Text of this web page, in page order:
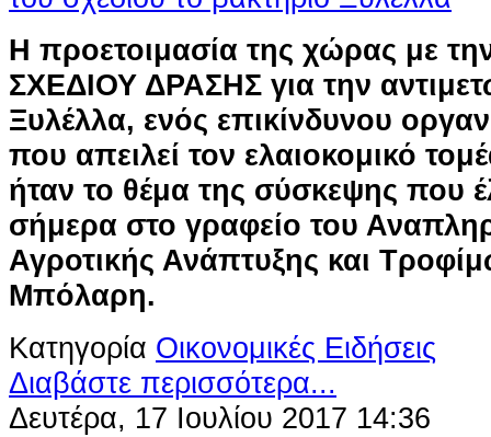
Η προετοιμασία της χώρας με
ΣΧΕΔΙΟΥ ΔΡΑΣΗΣ για την
Ξυλέλλα, ενός επικίνδυνου
που απειλεί τον ελαιοκομικό
ήταν το θέμα της σύσκεψης που
σήμερα στο γραφείο του
Αγροτικής Ανάπτυξης και
Μπόλαρη.
Κατηγορία Οικονομικές Ειδήσεις
Διαβάστε περισσότερα...
Δευτέρα, 17 Ιουλίου 2017 14:36